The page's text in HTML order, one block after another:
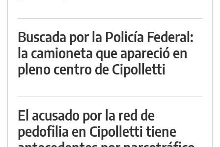
Buscada por la Policía Federal:
la camioneta que apareció en
pleno centro de Cipolletti
El acusado por la red de
pedofilia en Cipolletti tiene